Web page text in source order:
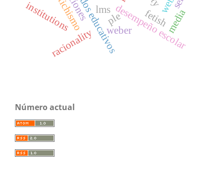
fetichismo desempeño escolar
racionality weber
institutions fetishmedia
ple
lms
Número actual